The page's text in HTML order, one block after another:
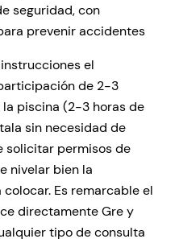
seguridad, con
prevenir accidentes
el
de 2-3
piscina (2-3 horas de
sin necesidad de
solicitar permisos de
nivelar bien la
Es remarcable el
directamente Gre y
tipo de consulta